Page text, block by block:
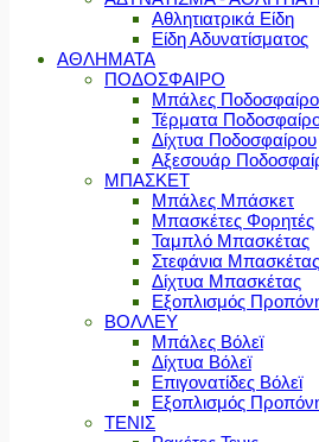
Αθλητιατρικά Είδη
Είδη Αδυνατίσματος
ΑΘΛΗΜΑΤΑ
ΠΟΔΟΣΦΑΙΡΟ
Μπάλες
Τέρματα
Δίχτυα Ποδοσφαίρου
Αξεσουάρ
ΜΠΑΣΚΕΤ
Μπάλες Μπάσκετ
Μπασκέτες Φορητές
Ταμπλό Μπασκέτας
Στεφάνια Μπασκέτας
Δίχτυα Μπασκέτας
Εξοπλισμός
ΒΟΛΛΕΥ
Μπάλες Βόλεϊ
Δίχτυα Βόλεϊ
Επιγονατίδες Βόλεϊ
Εξοπλισμός
ΤΕΝΙΣ